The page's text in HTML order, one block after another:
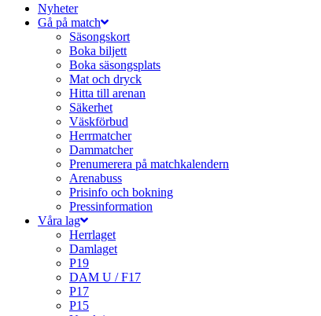
Nyheter
Gå på match
Säsongskort
Boka biljett
Boka säsongsplats
Mat och dryck
Hitta till arenan
Säkerhet
Väskförbud
Herrmatcher
Dammatcher
Prenumerera på matchkalendern
Arenabuss
Prisinfo och bokning
Pressinformation
Våra lag
Herrlaget
Damlaget
P19
DAM U / F17
P17
P15